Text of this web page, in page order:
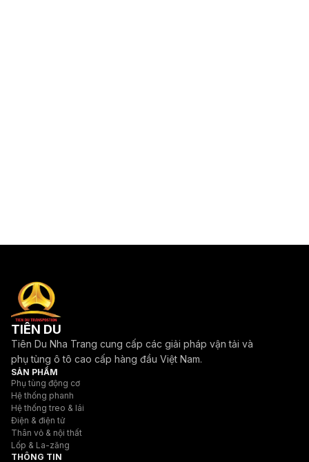
TIÊN DU
Tiên Du Nha Trang cung cấp các giải pháp vận tải và
phụ tùng ô tô cao cấp hàng đầu Việt Nam.
SẢN PHẨM
Phụ tùng động cơ
Hệ thống phanh
Hệ thống treo & lái
Điện & điện tử
Thân vỏ & nội thất
Lốp & La-zăng
THÔNG TIN